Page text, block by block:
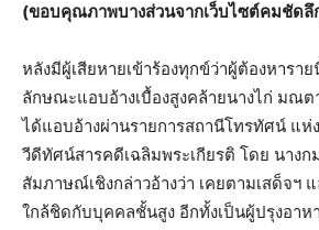
(ขอบคุณภาพบางส่วนจากเว็บไซต์คมชัดลึ
หลังมีผู้เสียหายเข้าร้องทุกข์ว่าผู้ต้องหารา
ลักษณะแอบอ้างเบื้องสูงคล้ายนางไก่ มณ
ได้แอบอ้างผ่านรายการสถานีโทรทัศน์ แห่
วีดีทัศน์สารคดีเฉลิมพระเกียรติ โดย นาง
สัมภาษณ์เชิงกล่าวอ้างว่า เคยตามเสด็จฯ
ใกล้ชิดกับบุคคลชั้นสูง อีกทั้งเป็นผู้ปรุงอาห